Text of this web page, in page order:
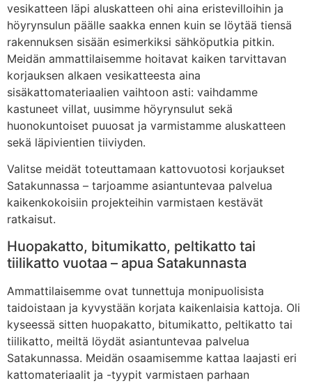
vesikatteen läpi aluskatteen ohi aina eristevilloihin ja
höyrynsulun päälle saakka ennen kuin se löytää tiensä
rakennuksen sisään esimerkiksi sähköputkia pitkin.
Meidän ammattilaisemme hoitavat kaiken tarvittavan
korjauksen alkaen vesikatteesta aina
sisäkattomateriaalien vaihtoon asti: vaihdamme
kastuneet villat, uusimme höyrynsulut sekä
huonokuntoiset puuosat ja varmistamme aluskatteen
sekä läpivientien tiiviyden.
Valitse meidät toteuttamaan kattovuotosi korjaukset
Satakunnassa – tarjoamme asiantuntevaa palvelua
kaikenkokoisiin projekteihin varmistaen kestävät
ratkaisut.
Huopakatto, bitumikatto, peltikatto tai
tiilikatto vuotaa – apua Satakunnasta
Ammattilaisemme ovat tunnettuja monipuolisista
taidoistaan ja kyvystään korjata kaikenlaisia kattoja. Oli
kyseessä sitten huopakatto, bitumikatto, peltikatto tai
tiilikatto, meiltä löydät asiantuntevaa palvelua
Satakunnassa. Meidän osaamisemme kattaa laajasti eri
kattomateriaalit ja -tyypit varmistaen parhaan